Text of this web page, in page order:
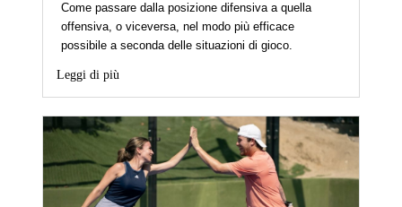
Come passare dalla posizione difensiva a quella
offensiva, o viceversa, nel modo più efficace
possibile a seconda delle situazioni di gioco.
Leggi di più